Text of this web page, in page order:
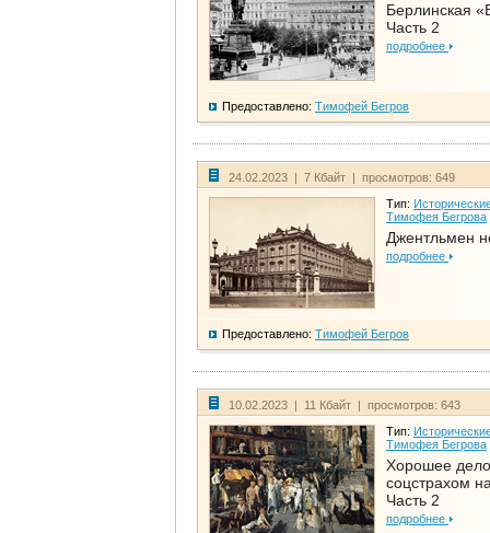
Берлинская
Часть 2
подробнее
Предоставлено: Тимофей Бегров
24.02.2023 | 7 Кбайт | просмотров: 649
Тип:
Тимофея Бегрова
Джентльмен
подробнее
Предоставлено: Тимофей Бегров
10.02.2023 | 11 Кбайт | просмотров: 643
Тип:
Тимофея Бегрова
Хорошее дело
соцстрахом
Часть 2
подробнее